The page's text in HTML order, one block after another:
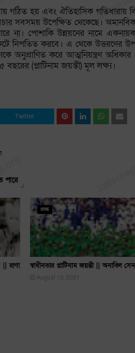
গঠিত হয় এবং ঐতিহাসিক গতিধারায়
সবসময় উপেক্ষিত থেকেছে।
না। পোশাকি উন্নয়নের নামে
নিপতিত করবে। এ থেকে উত্তরণের
অনুপ্রাণিত করে আত্মনিয়ন্ত্রণ
(প্লাটিনাম জয়ন্তী) মূল লক্ষ্য।
Twitter
পারে
রাণা
প্রবন্ধ
স্বাধীনতার প্লাটিনাম জয়ন্তী || অনাবিল
August 10, 2021